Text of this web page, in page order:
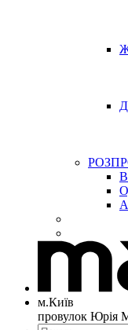
м.Київ
провулок Юрія